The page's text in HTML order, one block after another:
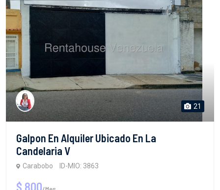
21
Galpon En Alquiler Ubicado En La
Candelaria V
Carabobo ID-MIO: 3863
$ 800